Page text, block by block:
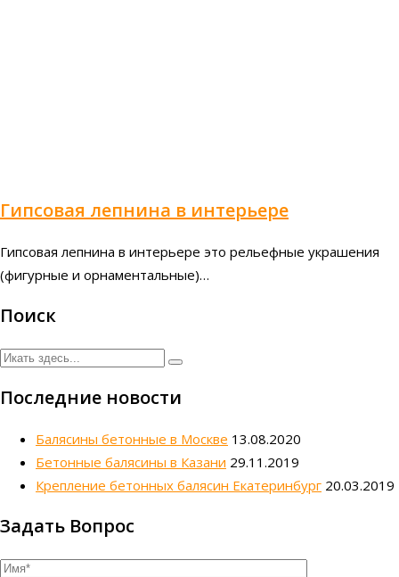
Гипсовая лепнина в интерьере
Гипсовая лепнина в интерьере это рельефные украшения
(фигурные и орнаментальные)…
Поиск
Последние новости
Балясины бетонные в Москве 13.08.2020
Бетонные балясины в Казани 29.11.2019
Крепление бетонных балясин Екатеринбург 20.03.2019
Задать Вопрос